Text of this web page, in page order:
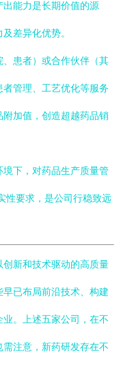
出能力是长期价值的源
差异化优势。
、患者）或合作伙伴（其
管理、工艺优化等服务
加值，创造超越药品销
境下，对药品生产质量管
性要求，是公司行稳致远
新和技术驱动的高质量
已布局前沿技术、构建
。上述五家公司，在不
注意，新药研发存在不